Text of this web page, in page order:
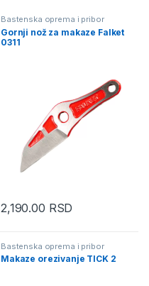
Bastenska oprema i pribor
Gornji nož za makaze Falket
0311
2,190.00 RSD
Bastenska oprema i pribor
Makaze orezivanje TICK 2